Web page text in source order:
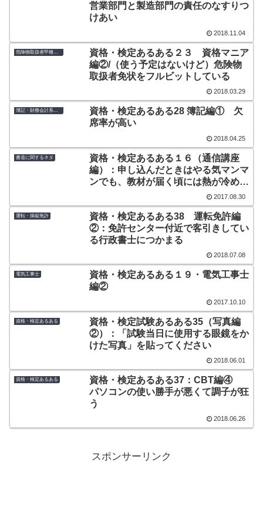
営業部門と製造部門の責任のなすりつ
けあい
2018.11.04
危険物取扱者甲種・乙種
資格・検定あるある２３ 資格マニア
編②/（使う予定はないけど）危険物
取扱者免状をフルビットしている
2018.03.29
簿記・財務会計系資格
資格・検定あるある28 簿記編① 欠
席率が高い
2018.04.25
書道に関するネタ
資格・検定あるある１６（通信講座
編）：申し込んだときはやる気マンマ
ンでも、教材が届く頃には熱が冷めて
2017.08.30
運転・操縦免許
資格・検定あるある38 運転免許編
②：免許センター付近で客引きしてい
る行政書士につかまる
2018.07.08
電気工事士
資格・検定あるある１９・電気工事士
編②
2017.10.10
資格・検定あるある
資格・検定試験あるある35（写真編
②）：「試験当日に使用する眼鏡をか
けた写真」を貼ってください
2018.06.01
資格・検定あるある
資格・検定あるある37：CBT編④
パソコンの使い勝手が悪くて調子が狂
う
2018.06.26
スポンサーリンク